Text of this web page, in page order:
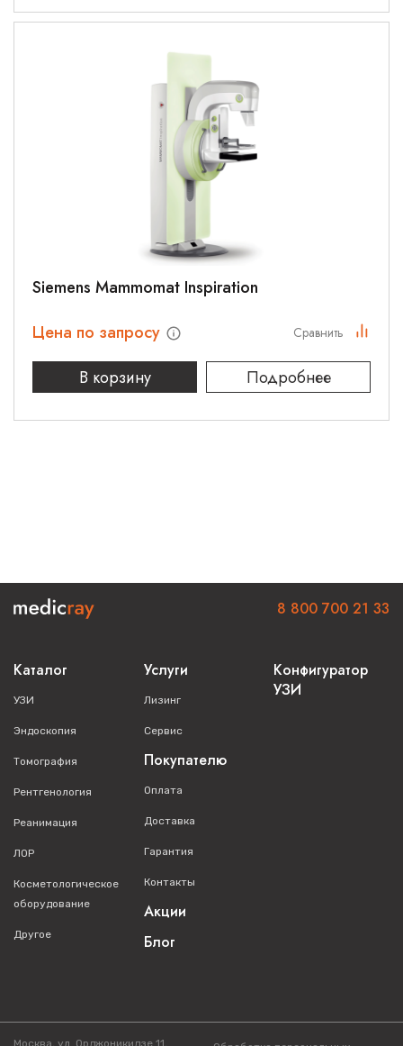
Siemens Mammomat Inspiration
Цена по запросу
В корзину
Подробнее
Сравнить
Каталог
УЗИ
Эндоскопия
Томография
Рентгенология
Реанимация
ЛОР
Косметологическое
оборудование
Другое
Услуги
Лизинг
Сервис
Покупателю
Оплата
Доставка
Гарантия
Контакты
Акции
Блог
Конфигуратор
УЗИ
8 800 700 21 33
Москва, ул. Орджоникидзе 11,